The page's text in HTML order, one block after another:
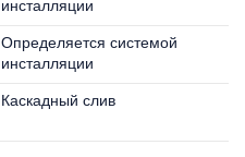
инсталляции
Определяется системой
инсталляции
Каскадный слив